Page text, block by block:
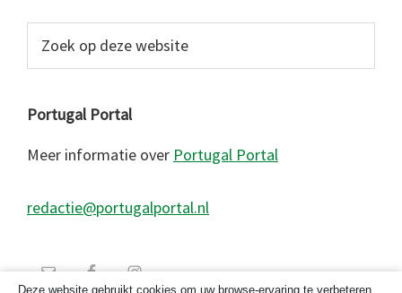
website
Portugal Portal
Meer informatie over Portugal Portal
redactie@portugalportal.nl
Deze website gebruikt cookies om uw browse-ervaring te verbeteren